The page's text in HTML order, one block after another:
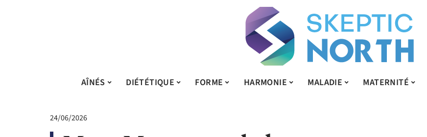
AÎNÉS DIÉTÉTIQUE FORME HARMONIE MALADIE MATERNITÉ
24/06/2026